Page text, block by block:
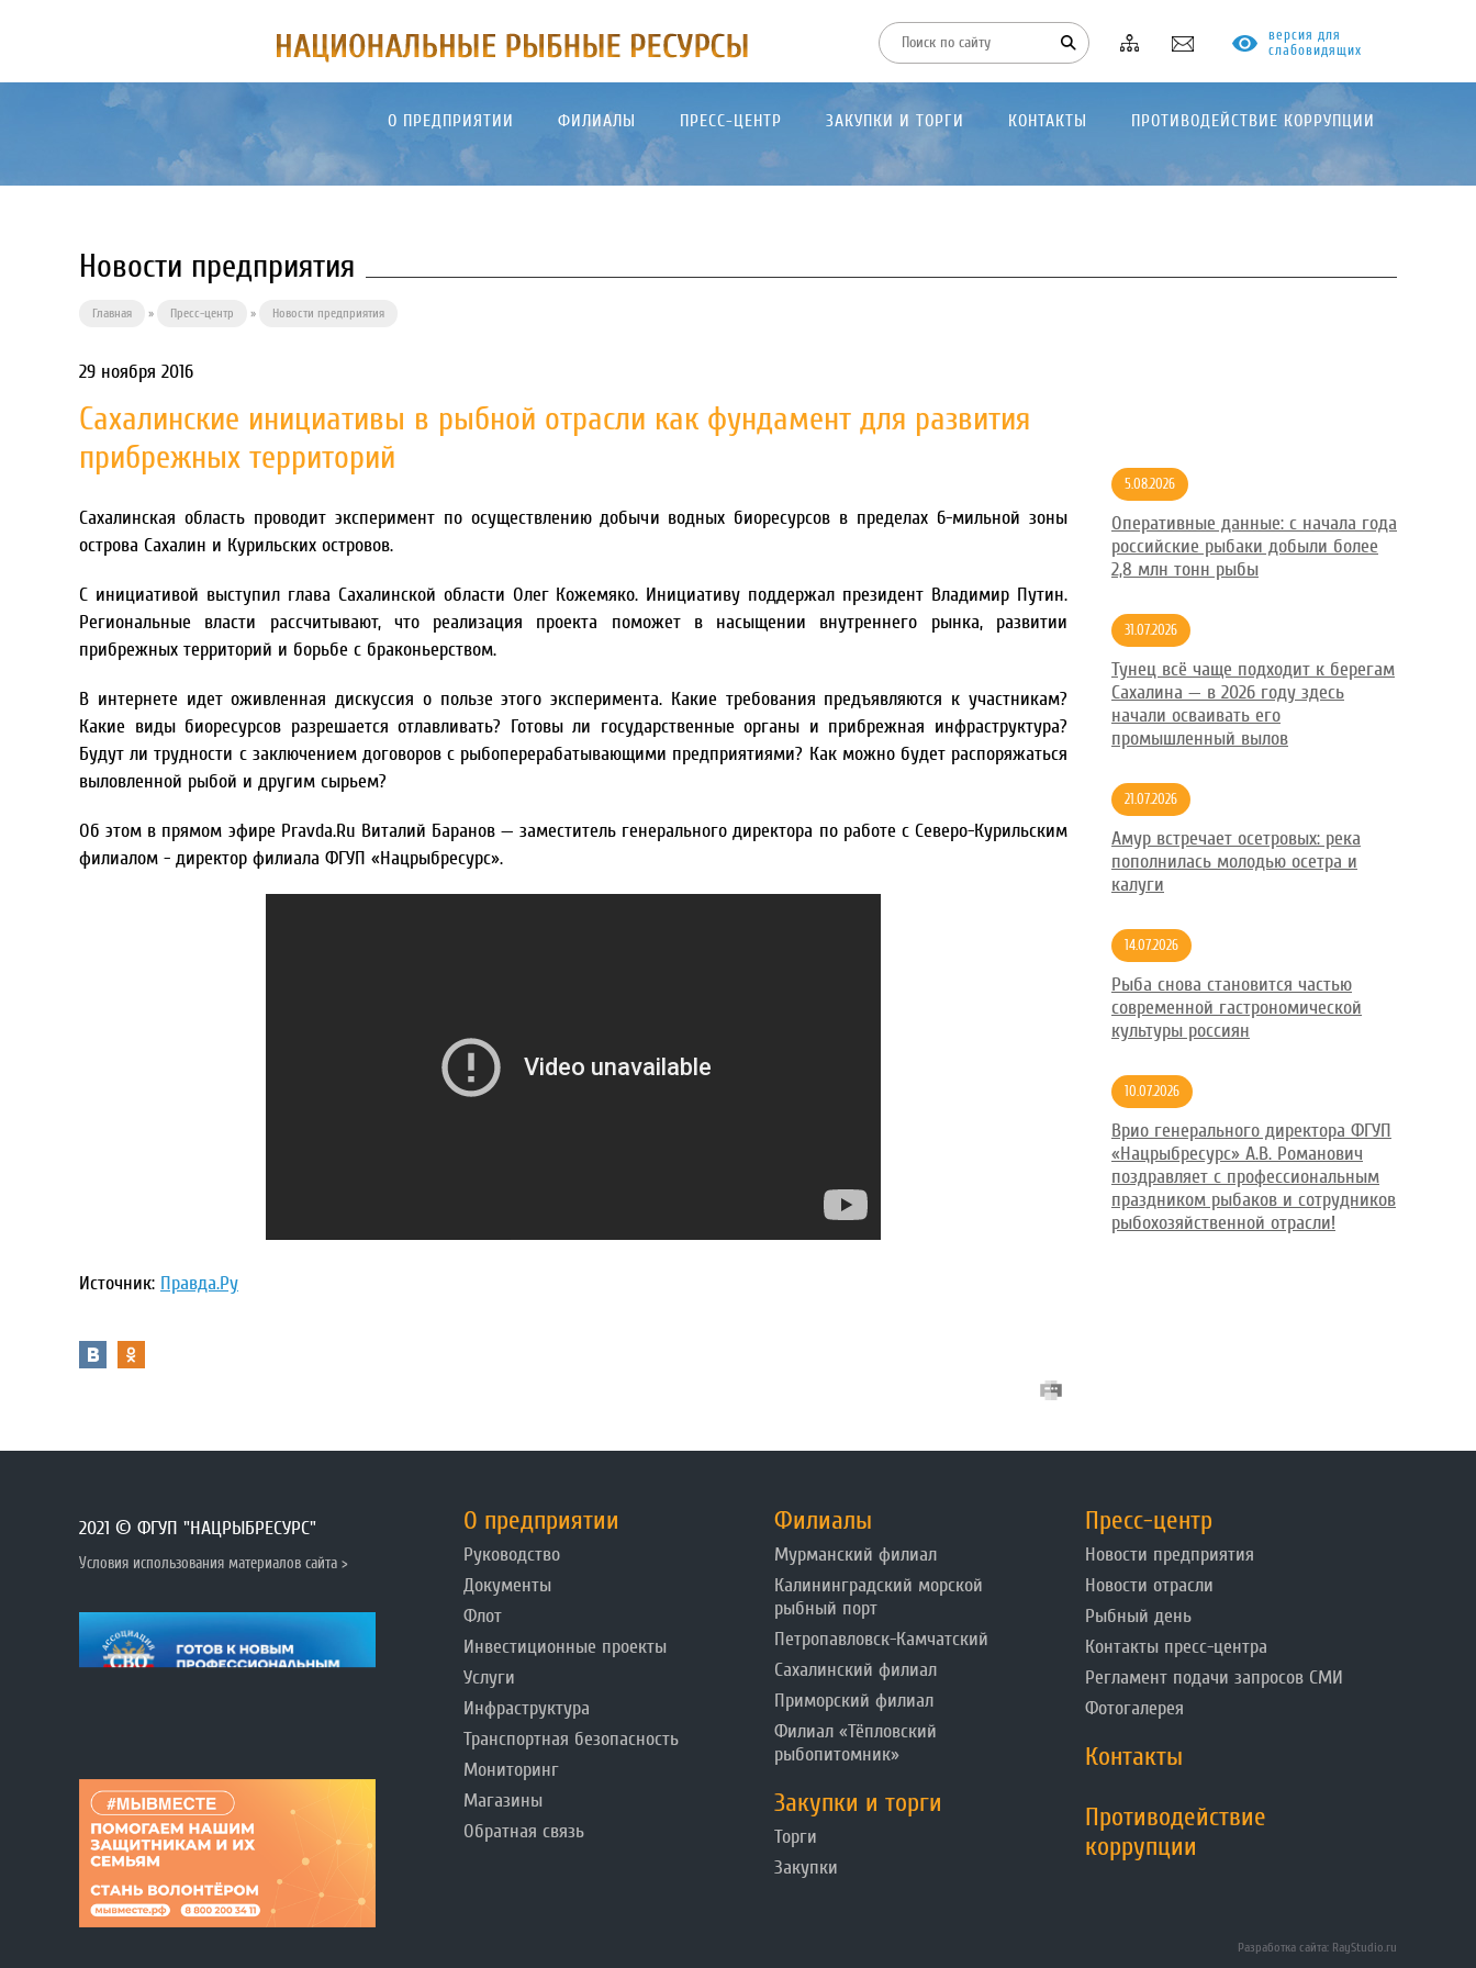
версия для
слабовидящих
О ПРЕДПРИЯТИИ ФИЛИАЛЫ ПРЕСС-ЦЕНТР ЗАКУПКИ И ТОРГИ КОНТАКТЫ ПРОТИВОДЕЙСТВИЕ КОРРУПЦИИ
Новости предприятия
Главная » Пресс-центр » Новости предприятия
29 ноября 2016
Сахалинские инициативы в рыбной отрасли как фундамент для развития
прибрежных территорий
Сахалинская область проводит эксперимент по осуществлению добычи водных биоресурсов в пределах 6-мильной зоны
острова Сахалин и Курильских островов.
С инициативой выступил глава Сахалинской области Олег Кожемяко. Инициативу поддержал президент Владимир Путин.
Региональные власти рассчитывают, что реализация проекта поможет в насыщении внутреннего рынка, развитии
прибрежных территорий и борьбе с браконьерством.
В интернете идет оживленная дискуссия о пользе этого эксперимента. Какие требования предъявляются к участникам?
Какие виды биоресурсов разрешается отлавливать? Готовы ли государственные органы и прибрежная инфраструктура?
Будут ли трудности с заключением договоров с рыбоперерабатывающими предприятиями? Как можно будет распоряжаться
выловленной рыбой и другим сырьем?
Об этом в прямом эфире Pravda.Ru Виталий Баранов — заместитель генерального директора по работе с Северо-Курильским
филиалом - директор филиала ФГУП «Нацрыбресурс».
Источник: Правда.Ру
5.08.2026
Оперативные данные: с начала года
российские рыбаки добыли более
2,8 млн тонн рыбы
31.07.2026
Тунец всё чаще подходит к берегам
Сахалина — в 2026 году здесь
начали осваивать его
промышленный вылов
21.07.2026
Амур встречает осетровых: река
пополнилась молодью осетра и
калуги
14.07.2026
Рыба снова становится частью
современной гастрономической
культуры россиян
10.07.2026
Врио генерального директора ФГУП
«Нацрыбресурс» А.В. Романович
поздравляет с профессиональным
праздником рыбаков и сотрудников
рыбохозяйственной отрасли!
2021 © ФГУП "НАЦРЫБРЕСУРС"
Условия использования материалов сайта >
О предприятии
Руководство
Документы
Флот
Инвестиционные проекты
Услуги
Инфраструктура
Транспортная безопасность
Мониторинг
Магазины
Обратная связь
Филиалы
Мурманский филиал
Калининградский морской
рыбный порт
Петропавловск-Камчатский
Сахалинский филиал
Приморский филиал
Филиал «Тёпловский
рыбопитомник»
Закупки и торги
Торги
Закупки
Пресс-центр
Новости предприятия
Новости отрасли
Рыбный день
Контакты пресс-центра
Регламент подачи запросов СМИ
Фотогалерея
Контакты
Противодействие
коррупции
Разработка сайта: RayStudio.ru